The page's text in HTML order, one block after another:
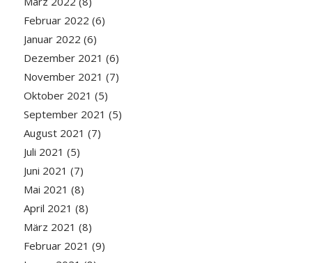
Februar 2022 (6)
Januar 2022 (6)
Dezember 2021 (6)
November 2021 (7)
Oktober 2021 (5)
September 2021 (5)
August 2021 (7)
Juli 2021 (5)
Juni 2021 (7)
Mai 2021 (8)
April 2021 (8)
März 2021 (8)
Februar 2021 (9)